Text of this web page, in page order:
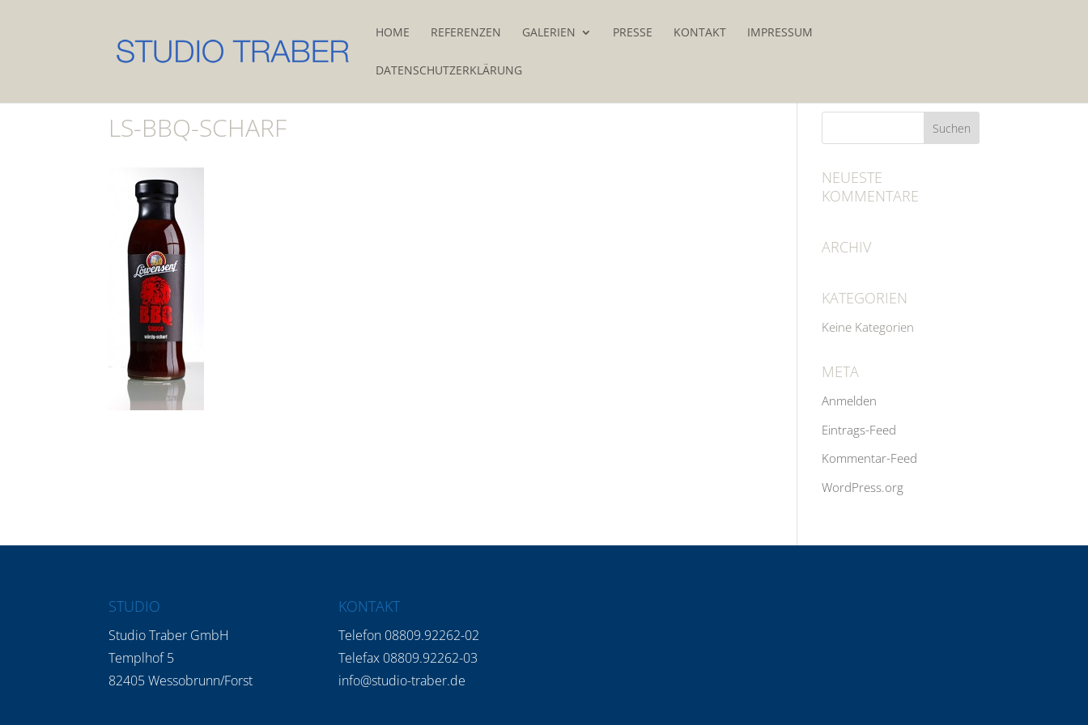
HOME REFERENZEN GALERIEN PRESSE KONTAKT IMPRESSUM
DATENSCHUTZERKLÄRUNG
LS-BBQ-SCHARF
NEUESTE
KOMMENTARE
ARCHIV
KATEGORIEN
Keine Kategorien
META
Anmelden
Eintrags-Feed
Kommentar-Feed
WordPress.org
STUDIO
Studio Traber GmbH
Templhof 5
82405 Wessobrunn/Forst
KONTAKT
Telefon 08809.92262-02
Telefax 08809.92262-03
info@studio-traber.de